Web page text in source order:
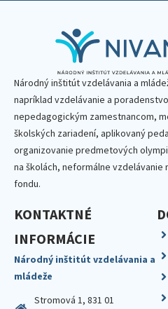
Národný inštitút vzdelávania a
napríklad vzdelávanie a
nepedagogickým zamestnancom,
školských zariadení, aplikovaný
organizovanie predmetových
na školách, neformálne vzdelávanie
fondu.
KONTAKTNÉ
INFORMÁCIE
Národný inštitút vzdelávania a
mládeže
Stromová 1, 831 01